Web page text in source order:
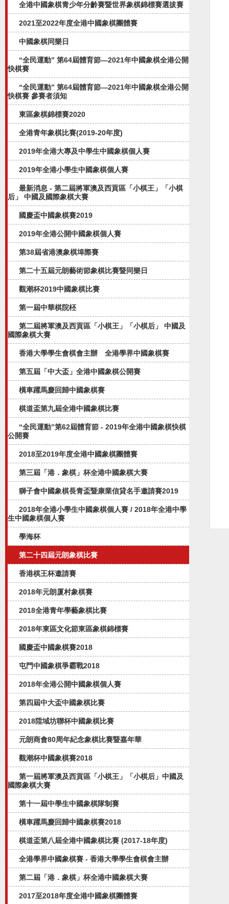
全港中國象棋青少年分齡賽暨世界象棋錦標賽選拔賽
2021至2022年度全港中國象棋團體賽
中國象棋同樂日
“全民運動” 第64屆體育節—2021年中國象棋全港公開
快棋賽
“全民運動” 第64屆體育節—2021年中國象棋全港公開
快棋賽 參賽者須知
東區象棋錦標賽2020
全港青年象棋比賽(2019-20年度)
2019年全港大專及中學生中國象棋個人賽
2019年全港小學生中國象棋個人賽
最新消息 - 第二屆將軍澳及西貢區「小棋王」「小棋
后」 中國及國際象棋大賽
國慶盃中國象棋賽2019
2019年全港公開中國象棋個人賽
第38屆省港澳象棋埠際賽
第二十五屆元朗藝術節象棋比賽暨同樂日
觀潮杯2019中國象棋比賽
第一屆中華棋院柸
第二屆將軍澳及西貢區「小棋王」「小棋后」 中國及
國際象棋大賽
香港大學學生會棋會主辦 全港學界中國象棋賽
第五屆「中大盃」全港中國象棋公開賽​
橫車躍馬慶回歸中國象棋賽
棋道盃第九屆全港中國象棋比賽
“全民運動”第62屆體育節 - 2019年全港中國象棋快棋
公開賽
2018至2019年度全港中國象棋團體賽
第三屆「港．象棋」杯全港中國象棋大賽
獅子會中國象棋長青盃暨康業信貸名手邀請賽2019
2018年全港小學生中國象棋個人賽 / 2018年全港中學
生中國象棋個人賽
學海杯
第二十四屆元朗象棋比賽
香港棋王杯邀請賽
2018年元朗厦村象棋賽
2018全港青年學藝象棋比賽
2018年東區文化節東區象棋錦標賽
國慶盃中國象棋賽2018
屯門中國象棋爭霸戰2018
2018年全港公開中國象棋個人賽
第四屆中大盃中國象棋比賽
2018陞域坊聯杯中國象棋比賽
元朗商會80周年紀念象棋比賽暨嘉年華
觀潮杯中國象棋賽2018
第一屆將軍澳及西貢區「小棋王」「小棋后」中國及
國際象棋大賽
第十一屆中學生中國象棋隊制賽
橫車躍馬慶回歸中國象棋賽2018
棋道盃第八屆全港中國象棋比賽 (2017-18年度)
全港學界中國象棋賽 - 香港大學學生會棋會主辦
第二屆「港．象棋」杯全港中國象棋大賽
2017至2018年度全港中國象棋團體賽